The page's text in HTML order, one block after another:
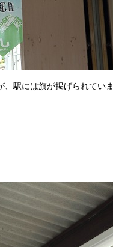
駅には旗が掲げられていま